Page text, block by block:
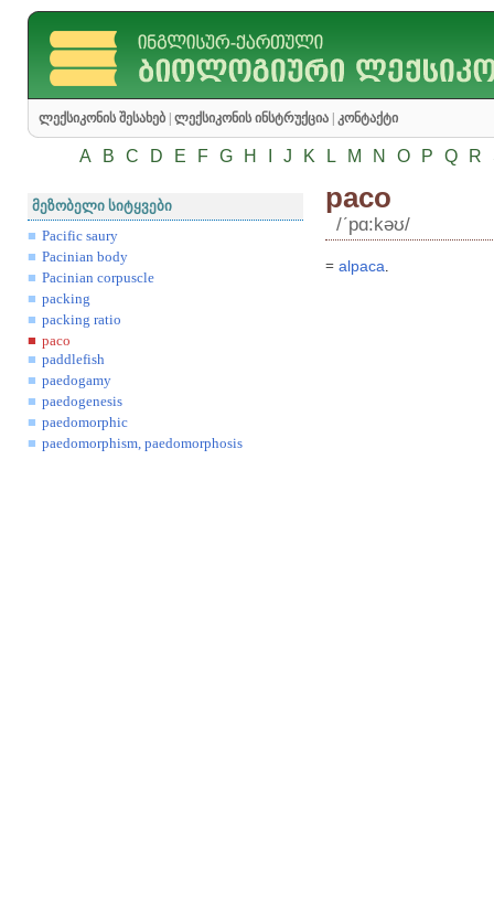
ლექსიკონის შესახებ ლექსიკონის ინსტრუქცია კონტაქტი
A B C D E F G H J K L M N O P Q R
მეზობელი სიტყვები
Pacific saury
Pacinian body
Pacinian corpuscle
packing
packing ratio
paco
paddlefish
paedogamy
paedogenesis
paedomorphic
paedomorphism, paedomorphosis
paco
/ʹpɑ:kəʊ/
= alpaca